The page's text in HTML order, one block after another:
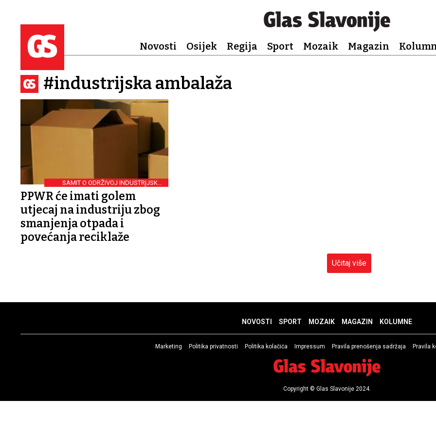
Novosti Osijek Regija Sport Mozaik Magazin
#industrijska ambalaža
SAMIT O ODRŽIVOJ INDUSTRIJSKOJ
AMBALAŽI 2024.
PPWR će imati golem
utjecaj na industriju zbog
smanjenja otpada i
povećanja reciklaže
Učitaj više
NOVOSTI SPORT MOZAIK MAGAZIN KOLUMNE
Marketing Politika privatnosti Politika kolačića Impressum Pravila prenošenja sadržaja Pravila
Copyright © Glas Slavonije 2024.